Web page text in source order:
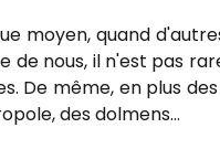
moyen, quand
de nous, il n'est pas
même, en plus
des dolmens...